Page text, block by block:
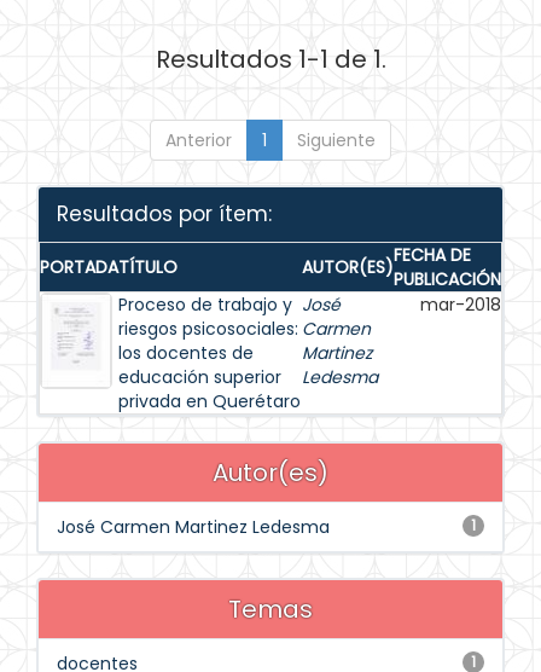
Resultados 1-1 de 1.
Anterior 1 Siguiente
Resultados por ítem:
PORTADATÍTULO AUTOR(ES)FECHA DE
PUBLICACIÓN
Proceso de trabajo y
riesgos psicosociales:
los docentes de
educación superior
privada en Querétaro
José
Carmen
Martinez
Ledesma
mar-2018
Autor(es)
1
José Carmen Martinez Ledesma
Temas
1
docentes